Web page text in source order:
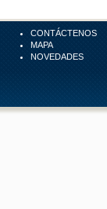
CONTÁCTENOS
MAPA
NOVEDADES